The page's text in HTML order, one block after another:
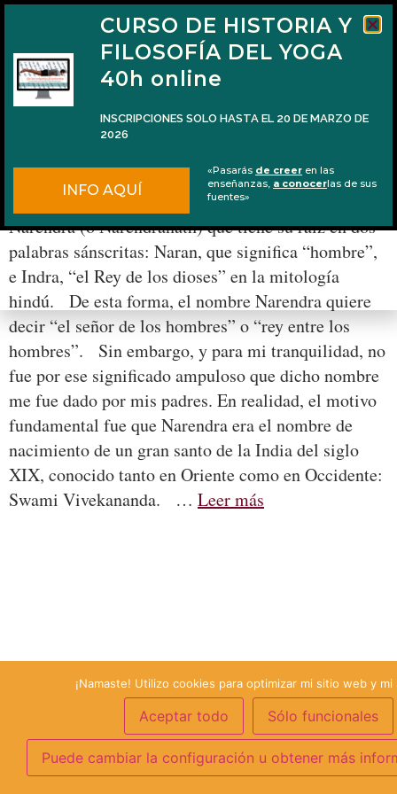
Swami Vivekananda, monje errante
Mi nombre, Naren, es hindú, una contracción de
Narendra (o Narendranath) que tiene su raíz en dos
palabras sánscritas: Naran, que significa “hombre”,
e Indra, “el Rey de los dioses” en la mitología
hindú. De esta forma, el nombre Narendra quiere
decir “el señor de los hombres” o “rey entre los
hombres”. Sin embargo, y para mi tranquilidad, no
fue por ese significado ampuloso que dicho nombre
me fue dado por mis padres. En realidad, el motivo
fundamental fue que Narendra era el nombre de
nacimiento de un gran santo de la India del siglo
XIX, conocido tanto en Oriente como en Occidente:
Swami Vivekananda. … Leer más
¡Namaste! Utilizo cookies para optimizar mi sitio web y mi
Aceptar todo Sólo funcionales
Puede cambiar la configuración u obtener más
CURSO DE HISTORIA Y
FILOSOFÍA DEL YOGA
40h online
INSCRIPCIONES SOLO HASTA EL 20 DE MARZO DE
2026
INFO AQUÍ
«Pasarás de creer en las
enseñanzas, a conocerlas de sus
fuentes»